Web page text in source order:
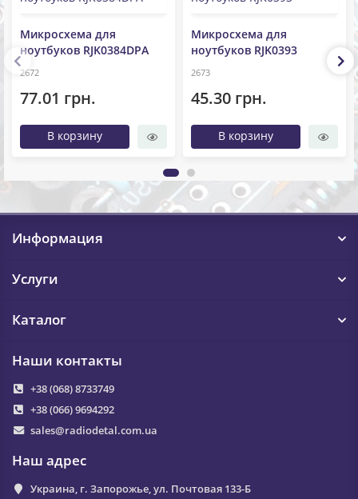
Микросхема для
ноутбуков RJK0384DPA
2672
77.01 грн.
В корзину
Микросхема для
ноутбуков RJK0393
2673
45.30 грн.
В корзину
Информация
Услуги
Каталог
Наши контакты
+38 (068) 8733749
+38 (066) 9694292
sales@radiodetal.com.ua
Наш адрес
Украина, г. Запорожье, ул. Почтовая 133-Б